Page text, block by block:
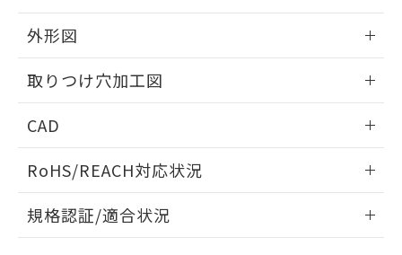
外形図
取りつけ穴加工図
CAD
ドすることができます。
ログイン/会員登録
RoHS/REACH対応状況
EU RoHS 注意事項・凡例
規格認証/適合状況
の共同利用に関して"
の「1.共同利
指します。
51物質の非含有証明書（当社基準）
※本証明書は発行日時点で非含有を証明す
るもので、過去に遡って非含有を証明する
また、RoHS指令のフタル酸エステル類４
物質の対応では、対応完了までの期間は出
既に当社にて対応品への在庫切替を完了
していることから、特段のことがない限
り、2022年1月12日より割愛しておりま
す。